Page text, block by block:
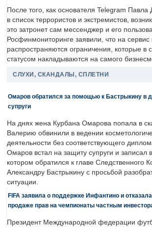
После того, как основателя Telegram Павла
в список террористов и экстремистов,
это затронет сам мессенджер и его
Росфинмониторинге заявили, что на сервис
распространяются ограничения, которые в
статусом накладываются на самого
СЛУХИ, СКАНДАЛЫ, СПЛЕТНИ
Омаров обратился за помощью к Бастрыкину в
супруги
На днях жена Курбана Омарова попала в
Валерию обвинили в ведении
деятельности без соответствующего
Омаров встал на защиту супруги и записал
котором обратился к главе Следственного
Александру Бастрыкину с просьбой
ситуации.
FIFA заявила о поддержке Инфантино и
продаже прав на чемпионаты частным
Президент Международной федерации